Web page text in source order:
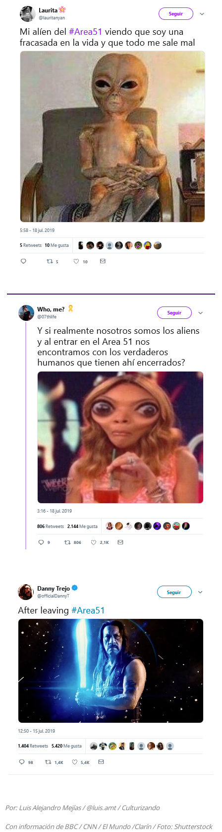
Por: Luis Alejandro Mejías /@luis.amt/ Culturizando
Con información deBBC/CNN/El Mundo/Clarín/ Foto: Shutterstock